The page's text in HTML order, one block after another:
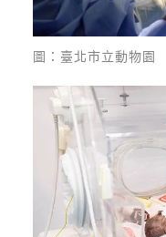
圖：臺北市立動物園